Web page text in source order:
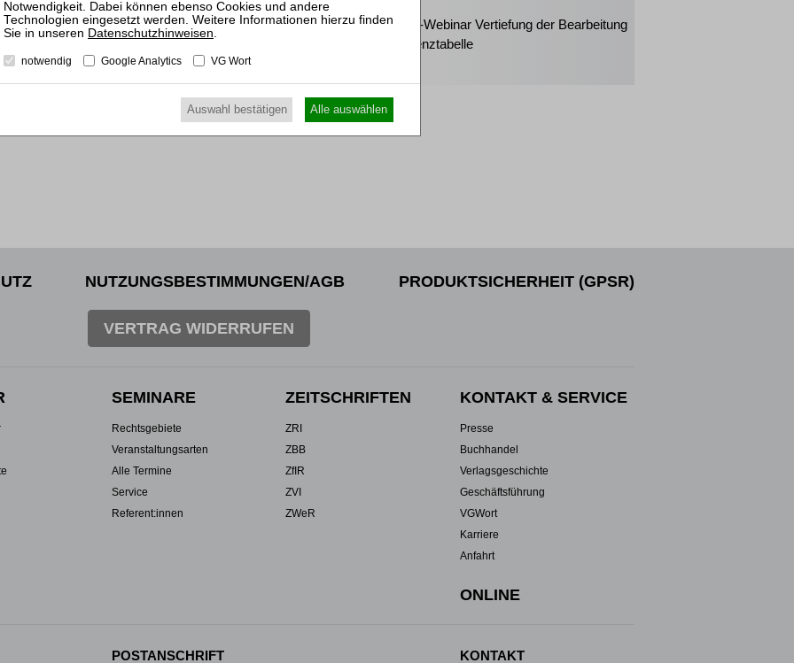
Mitarbeiter-Webinar Vertiefung der Bearbeitung
der Insolvenztabelle
NUTZUNGSBESTIMMUNGEN/AGB PRODUKTSICHERHEIT (GPSR)
VERTRAG WIDERRUFEN
SEMINARE
Rechtsgebiete
Veranstaltungsarten
Alle Termine
Service
Referent:innen
ZEITSCHRIFTEN
ZRI
ZBB
ZfIR
ZVI
ZWeR
KONTAKT & SERVICE
Presse
Buchhandel
Verlagsgeschichte
Geschäftsführung
VGWort
Karriere
Anfahrt
ONLINE
POSTANSCHRIFT KONTAKT
Datenschutzhinweisen.
notwendig Google Analytics VG Wort
Auswahl bestätigen Alle auswählen